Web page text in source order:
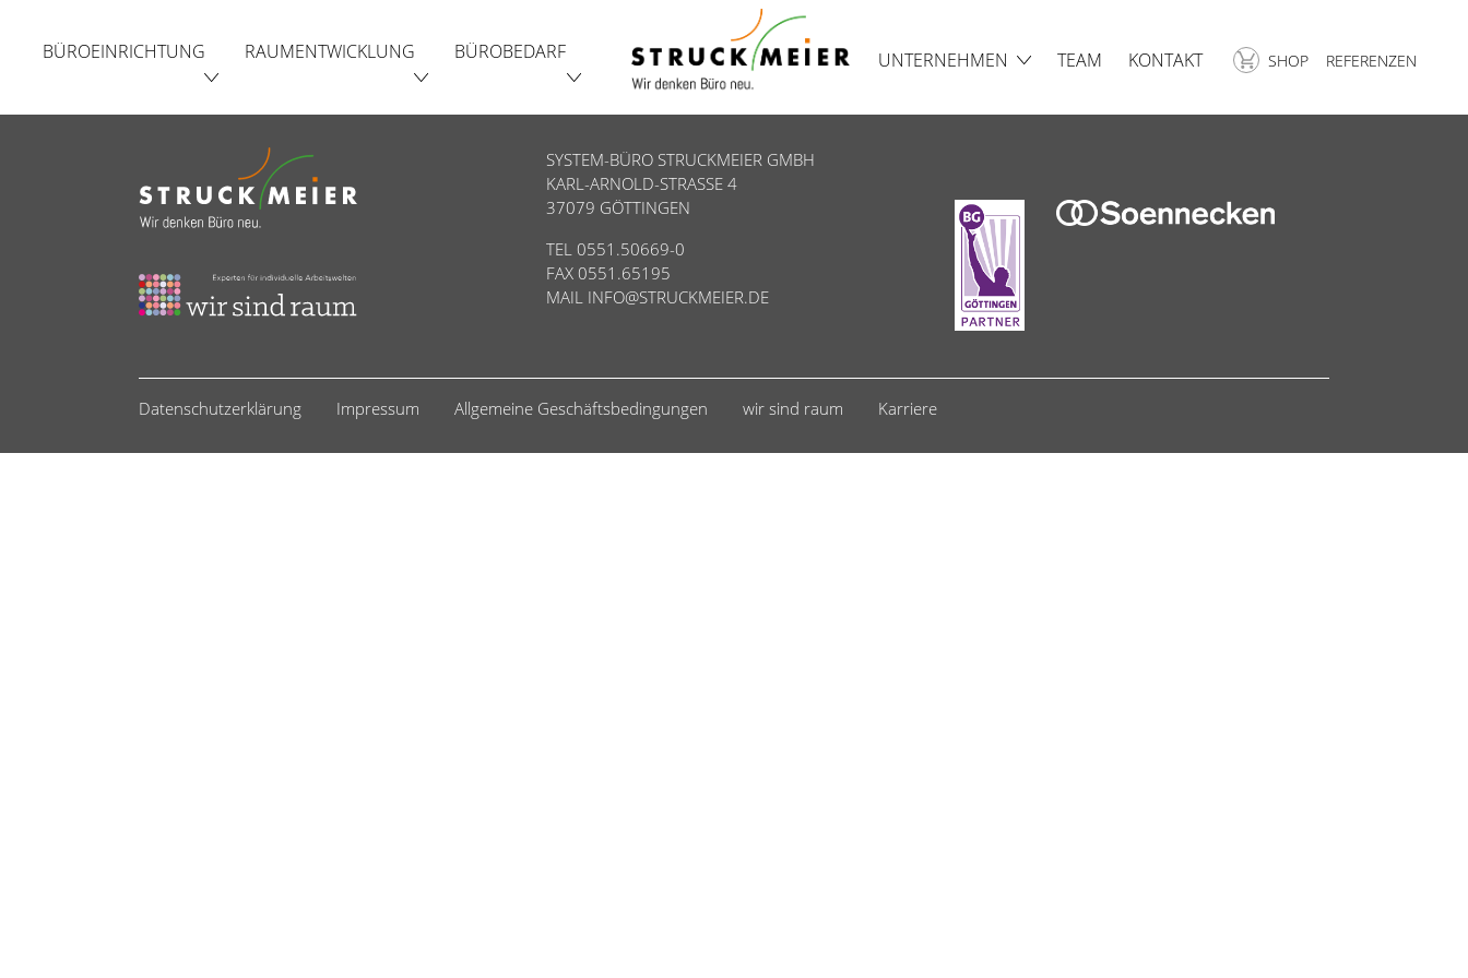
BÜROEINRICHTUNG RAUMENTWICKLUNG BÜROBEDARF UNTERNEHMEN TEAM KONTAKT SHOP REFERENZEN
SYSTEM-BÜRO STRUCKMEIER GMBH
KARL-ARNOLD-STRASSE 4
37079 GÖTTINGEN
TEL 0551.50669-0
FAX 0551.65195
MAIL INFO@STRUCKMEIER.DE
Datenschutzerklärung Impressum Allgemeine Geschäftsbedingungen wir sind raum Karriere